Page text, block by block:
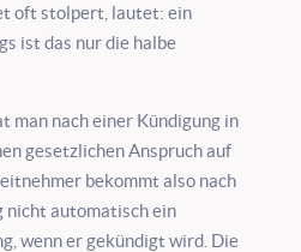
oft stolpert, lautet: ein
ist das nur die halbe
man nach einer Kündigung in
gesetzlichen Anspruch auf
bekommt also nach
nicht automatisch ein
wenn er gekündigt wird. Die